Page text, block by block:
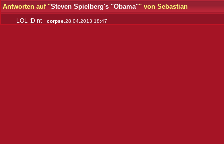
Antworten auf "Steven Spielberg's "Obama"" von Sebastian
LOL :D nt- corpse ,28.04.2013 18:47